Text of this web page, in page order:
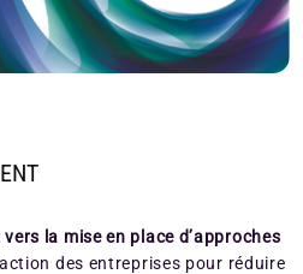
la mise en place d’approches
des entreprises pour réduire